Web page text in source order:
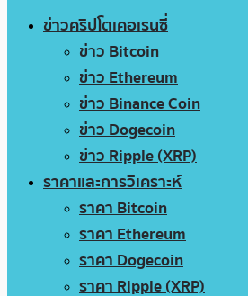
ข่าวคริปโตเคอเรนซี่
ข่าว Bitcoin
ข่าว Ethereum
ข่าว Binance Coin
ข่าว Dogecoin
ข่าว Ripple (XRP)
ราคาและการวิเคราะห์
ราคา Bitcoin
ราคา Ethereum
ราคา Dogecoin
ราคา Ripple (XRP)